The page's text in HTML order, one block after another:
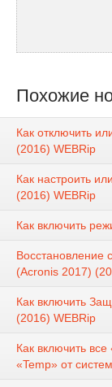
Похожие
Как отключить
(2016) WEBRip
Как настроить
(2016) WEBRip
Как включить
Восстановление
(Acronis 2017)
Как включить
(2016) WEBRip
Как включить
«Temp» от